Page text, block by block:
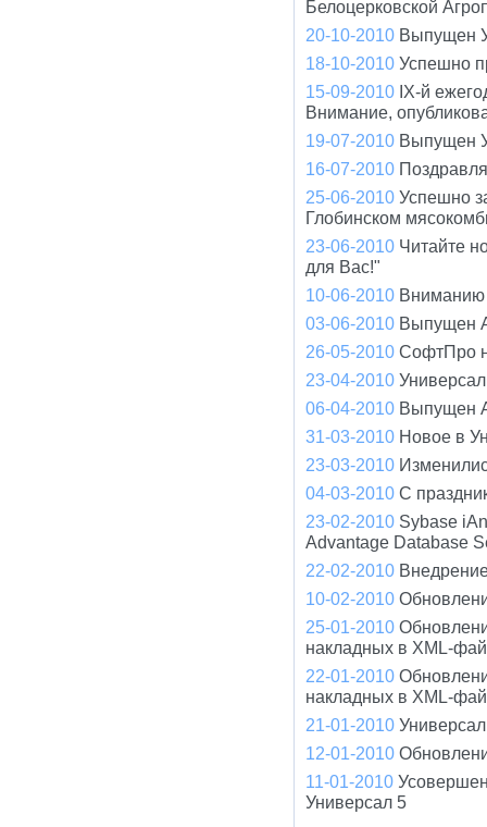
Белоцерковской
20-10-2010 Выпущен
18-10-2010 Успешно
15-09-2010 IX-й
Внимание,
19-07-2010 Выпущен
16-07-2010
25-06-2010 Успешно
Глобинском
23-06-2010 Читайте
для Вас!"
10-06-2010 Вниманию
03-06-2010 Выпущен
26-05-2010 СофтПро
23-04-2010 Универсал
06-04-2010 Выпущен
31-03-2010 Новое в
23-03-2010
04-03-2010 С
23-02-2010 Sybase
Advantage Database
22-02-2010
10-02-2010
25-01-2010
накладных в XML-
22-01-2010
накладных в XML-
21-01-2010 Универсал
12-01-2010
11-01-2010
Универсал 5